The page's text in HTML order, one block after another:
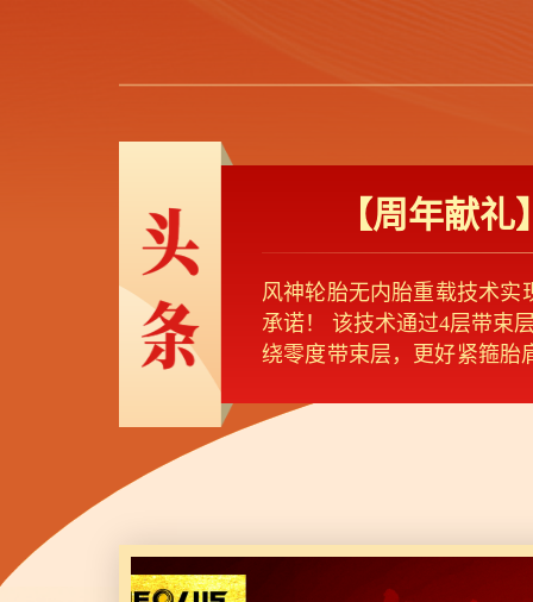
【周年献
风神轮胎无内胎重载技术实
承诺！ 该技术通过4层带束
绕零度带束层，更好紧箍
降低爆胎焦虑。 综合来看